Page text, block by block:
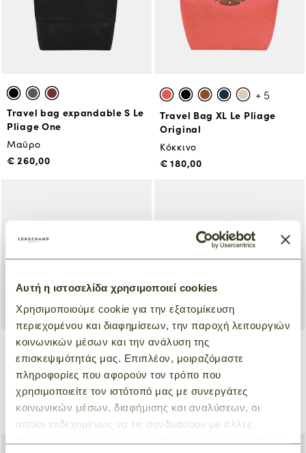
Αυτή η ιστοσελίδα χρησιμοποιεί cookies
Χρησιμοποιούμε cookie για την εξατομίκευση
περιεχομένου και διαφημίσεων, την παροχή λειτουργιών
κοινωνικών μέσων και την ανάλυση της
επισκεψιμότητάς μας. Επιπλέον, μοιραζόμαστε
πληροφορίες που αφορούν τον τρόπο που
χρησιμοποιείτε τον ιστότοπό μας με συνεργάτες
κοινωνικών μέσων, διαφήμισης και αναλύσεων, οι
οποίοι ενδεχομένως να τις συνδυάσουν με άλλες
Travel bag expandable S Le
Pliage One
Μαύρο
€ 260,00
+ 5
Travel Bag XL Le Pliage
Original
Κόκκινο
€ 180,00
Travel bag L Le Pliage Xtra
Γκρι
€ 800,00
Travel Bag XL Le Pliage
Green
Κόκκινο
€ 180,00